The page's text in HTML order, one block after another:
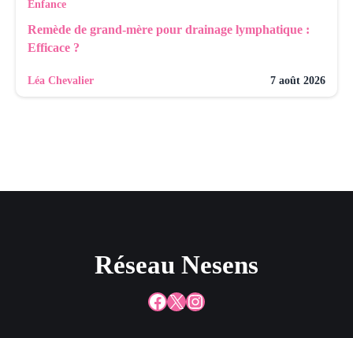
Enfance
Remède de grand-mère pour drainage lymphatique :
Efficace ?
Léa Chevalier 7 août 2026
Réseau Nesens
Facebook
X Instagram